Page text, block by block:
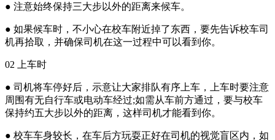
● 注意始终保持三大步以外的距离来候车。
● 如果候车时，不小心在校车附近掉了东西，要先告诉校车司
机再拾取，并确保司机在这一过程中可以看到你。
02 上车时
● 司机将车停好后，示意让大家排队有序上车，上车时要注意
周围有无自行车或电动车经过;如需从车前方通过，要与校车
保持约五大步以外的距离，这样司机才能看到你。
● 校车车身较长，在车后方玩耍正好在司机的视觉盲区内，如